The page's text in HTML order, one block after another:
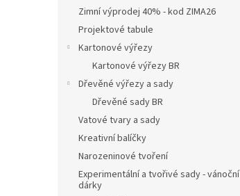
Zimní výprodej 40% - kod ZIMA26
Projektové tabule
Kartonové výřezy
Kartonové výřezy BR
Dřevěné výřezy a sady
Dřevěné sady BR
Vatové tvary a sady
Kreativní balíčky
Narozeninové tvoření
Experimentální a tvořivé sady - vánoční
dárky